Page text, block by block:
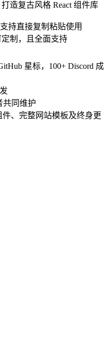
造复古风格 React 组件库
持直接复制粘贴使用
制，且全面支持
星标，100+ Discord 成
共同维护
件、完整网站模板及终身更